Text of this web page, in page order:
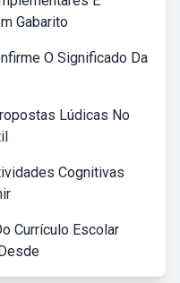
Gabarito
O Significado Da
Lúdicas No
Cognitivas
Currículo Escolar